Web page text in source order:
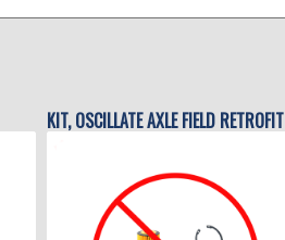
KIT, OSCILLATE AXLE FIELD RETROFIT